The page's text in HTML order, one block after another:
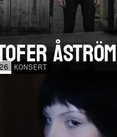
KONSERT Åström